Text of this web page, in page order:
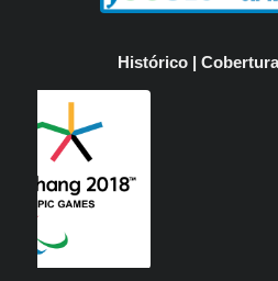
Histórico |